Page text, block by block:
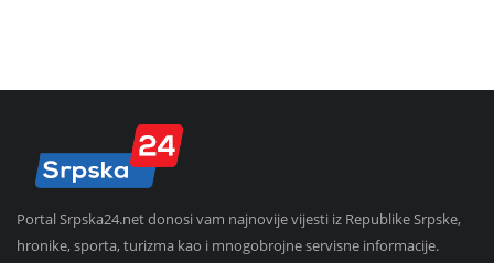
Portal Srpska24.net donosi vam najnovije vijesti iz Republike Srpske,
hronike, sporta, turizma kao i mnogobrojne servisne informacije.